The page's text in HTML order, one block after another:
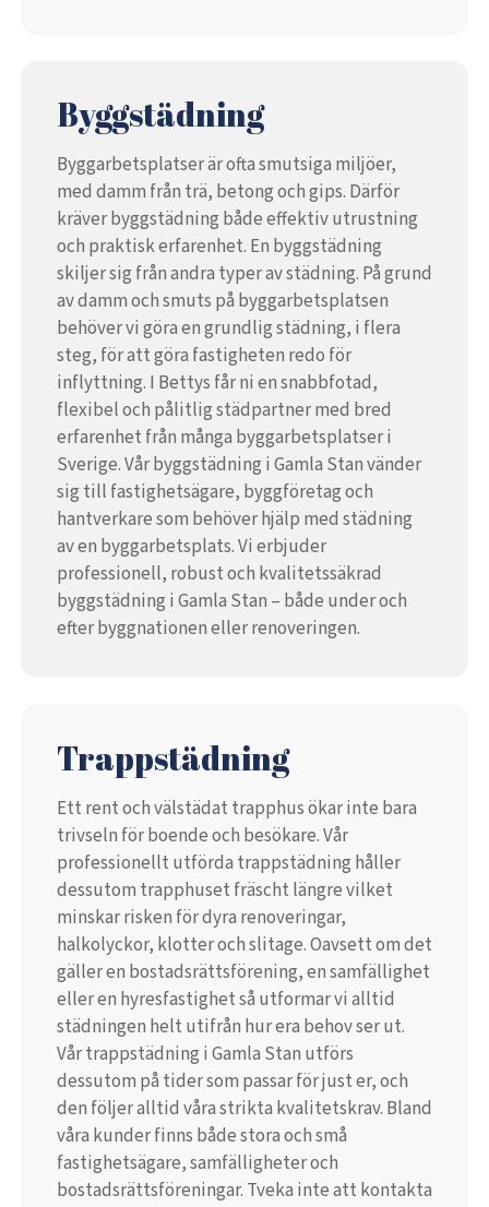
Byggstädning
Byggarbetsplatser är ofta smutsiga miljöer,
med damm från trä, betong och gips. Därför
kräver byggstädning både effektiv utrustning
och praktisk erfarenhet. En byggstädning
skiljer sig från andra typer av städning. På grund
av damm och smuts på byggarbetsplatsen
behöver vi göra en grundlig städning, i flera
steg, för att göra fastigheten redo för
inflyttning. I Bettys får ni en snabbfotad,
flexibel och pålitlig städpartner med bred
erfarenhet från många byggarbetsplatser i
Sverige. Vår byggstädning i Gamla Stan vänder
sig till fastighetsägare, byggföretag och
hantverkare som behöver hjälp med städning
av en byggarbetsplats. Vi erbjuder
professionell, robust och kvalitetssäkrad
byggstädning i Gamla Stan – både under och
efter byggnationen eller renoveringen.
Trappstädning
Ett rent och välstädat trapphus ökar inte bara
trivseln för boende och besökare. Vår
professionellt utförda trappstädning håller
dessutom trapphuset fräscht längre vilket
minskar risken för dyra renoveringar,
halkolyckor, klotter och slitage. Oavsett om det
gäller en bostadsrättsförening, en samfällighet
eller en hyresfastighet så utformar vi alltid
städningen helt utifrån hur era behov ser ut.
Vår trappstädning i Gamla Stan utförs
dessutom på tider som passar för just er, och
den följer alltid våra strikta kvalitetskrav. Bland
våra kunder finns både stora och små
fastighetsägare, samfälligheter och
bostadsrättsföreningar. Tveka inte att kontakta